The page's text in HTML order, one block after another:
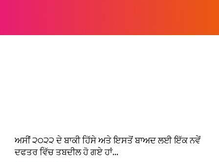
ਅਸੀਂ ੨੦੨੨ ਦੇ ਬਾਕੀ ਹਿੱਸੇ ਅਤੇ ਇਸਤੋਂ ਬਾਅਦ ਲਈ ਇੱਕ ਨਵੇਂ
ਦਫਤਰ ਵਿੱਚ ਤਬਦੀਲ ਹੋ ਗਏ ਹਾਂ...